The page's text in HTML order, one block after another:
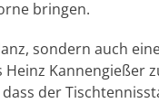
bringen.
sondern auch
Kannengießer
der